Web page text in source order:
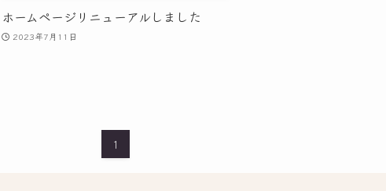
ホームページリニューアルしました
2023年7月11日
1